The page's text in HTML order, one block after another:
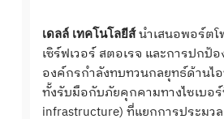
เดลล์ เทคโนโลยีส์นำเสนอพอร์ตโ
เซิร์ฟเวอร์ สตอเรจ และการปก
องค์กรกำลังทบทวนกลยุทธ์ด้านไ
ทั้งรับมือกับภัยคุกคามทางไซเบอ
infrastructure) ที่แยกการประมว